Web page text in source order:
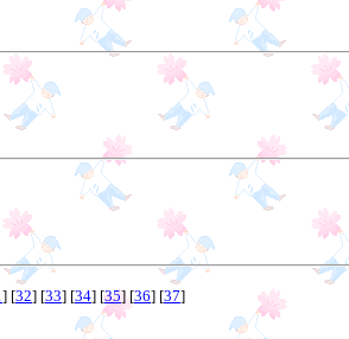
] [32] [33] [34] [35] [36] [37]